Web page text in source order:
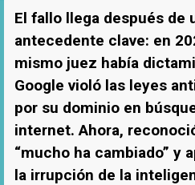
El fallo llega después de
antecedente clave: en
mismo juez había
Google violó las leyes
por su dominio en
internet. Ahora,
“mucho ha cambiado” y
la irrupción de la